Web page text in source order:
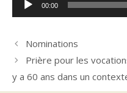
audio
00:00
Nominations
Prière pour les
y a 60 ans dans un